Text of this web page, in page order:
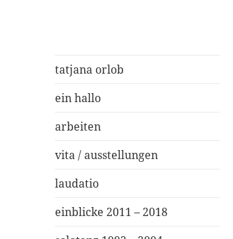
tatjana orlob
ein hallo
arbeiten
vita / ausstellungen
laudatio
einblicke 2011 – 2018